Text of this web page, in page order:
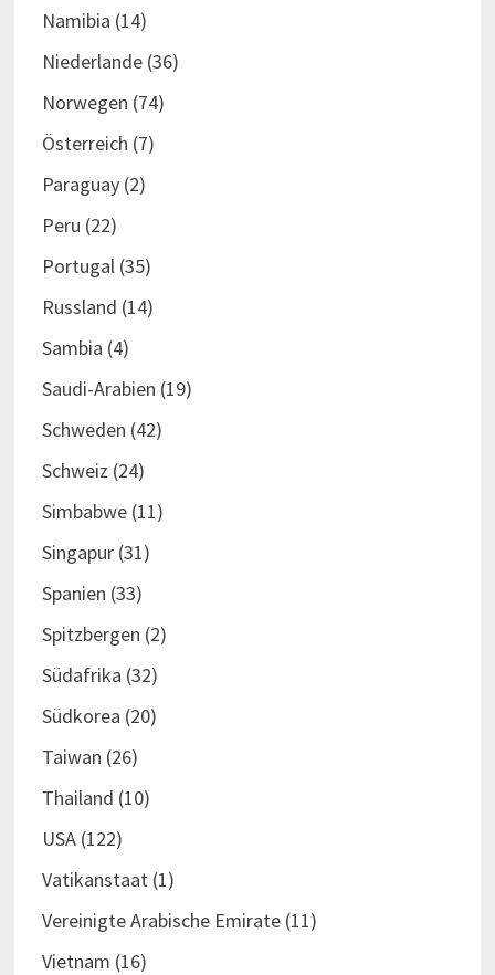
Namibia (14)
Niederlande(36)
Norwegen (74)
Österreich (7)
Paraguay(2)
Peru (22)
Portugal(35)
Russland (14)
Sambia (4)
Saudi-Arabien (19)
Schweden (42)
Schweiz (24)
Simbabwe(11)
Singapur(31)
Spanien (33)
Spitzbergen (2)
Südafrika (32)
Südkorea (20)
Taiwan (26)
Thailand (10)
USA(122)
Vatikanstaat(1)
Vereinigte Arabische Emirate(11)
Vietnam (16)